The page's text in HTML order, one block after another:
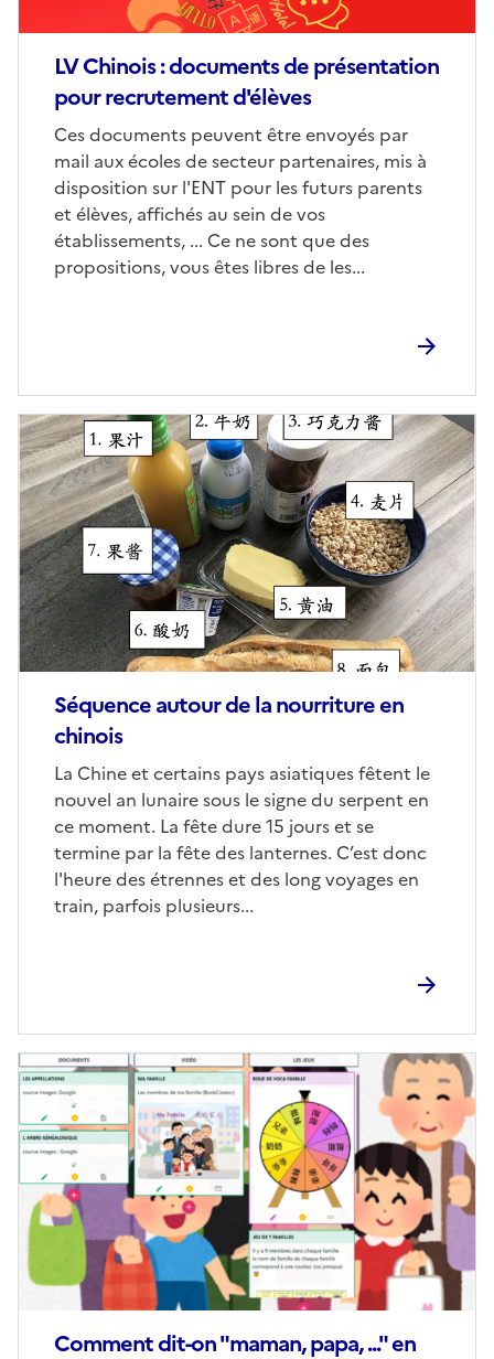
LV Chinois : documents de présentation
pour recrutement d'élèves
Corps
Ces documents peuvent être envoyés par
mail aux écoles de secteur partenaires, mis à
disposition sur l'ENT pour les futurs parents
et élèves, affichés au sein de vos
établissements, ... Ce ne sont que des
propositions, vous êtes libres de les...
Séquence autour de la nourriture en
chinois
Corps
La Chine et certains pays asiatiques fêtent le
nouvel an lunaire sous le signe du serpent en
ce moment. La fête dure 15 jours et se
termine par la fête des lanternes. C’est donc
l'heure des étrennes et des long voyages en
train, parfois plusieurs...
Image
de
couverture
(conseillée)
Comment dit-on "maman, papa, ..." en
Image
de
couverture
(conseillée)